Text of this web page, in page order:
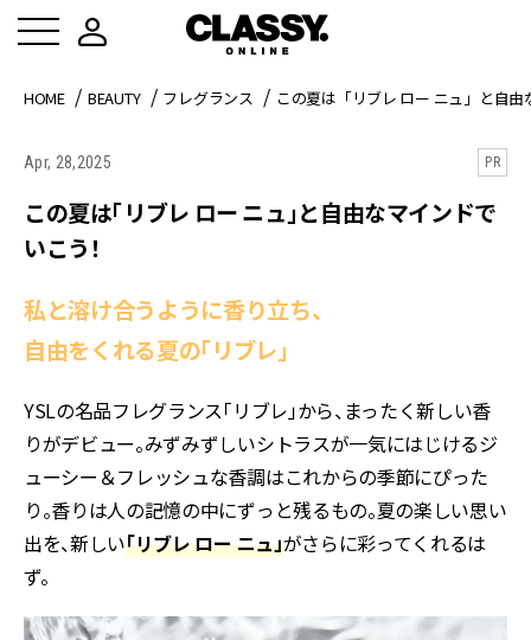
HOME BEAUTY フレグランス この夏は「リブレ ロー ニュ」と自
Apr, 28,2025 PR
この夏は「リブレ ロー ニュ」と自由なマインドで
いこう！
私と溶け合うように香り立ち、
自由をくれる夏の「リブレ」
YSLの名品フレグランス「リブレ」から、まったく新しい香
りがデビュー。みずみずしいシトラスが一気にはじけるジ
ューシー＆フレッシュな香調はこれからの季節にぴった
り。香りは人の記憶の中にずっと残るもの。夏の楽しい思い
出を、新しい「リブレ ロー ニュ」がさらに彩ってくれるは
ず。